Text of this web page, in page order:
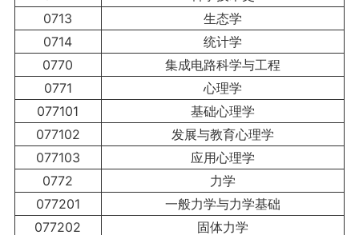
0713
生态学
0714
统计学
0770
集成电路科学与工程
0771
心理学
077101
基础心理学
077102
发展与教育心理学
077103
应用心理学
0772
力学
077201
一般力学与力学基础
077202
固体力学